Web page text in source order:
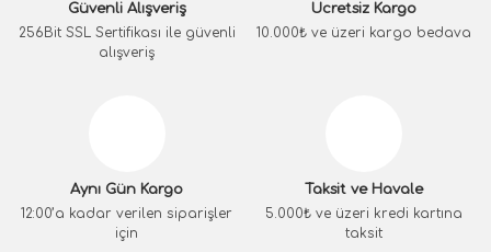
Güvenli Alışveriş
256Bit SSL Sertifikası ile güvenli
alışveriş
Ücretsiz Kargo
10.000₺ ve üzeri kargo bedava
Aynı Gün Kargo
12:00’a kadar verilen siparişler
için
Taksit ve Havale
5.000₺ ve üzeri kredi kartına
taksit